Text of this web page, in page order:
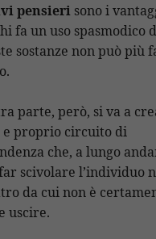
pensieri sono i
fa un uso spasmodico
sostanze non può più
parte, però, si va a
e proprio circuito di
che, a lungo
scivolare l’individuo
da cui non è
uscire.